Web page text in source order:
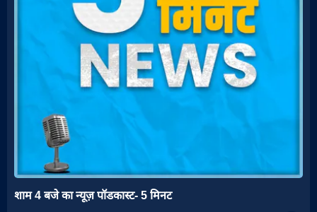
शाम 4 बजे का न्यूज़ पॉडकास्ट- 5 मिनट